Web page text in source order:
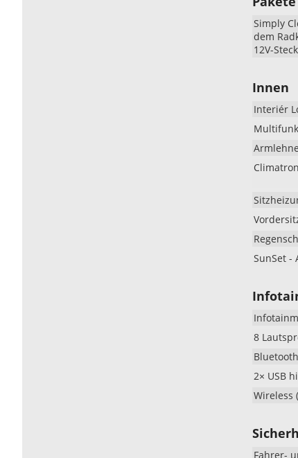
Simply
dem
12V-
Innen
Interiér
SunSet -
8
2× USB
Wireless
Fahrer-